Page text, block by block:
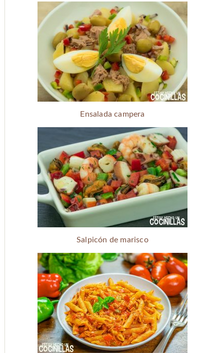
Ensalada campera
Salpicón de marisco